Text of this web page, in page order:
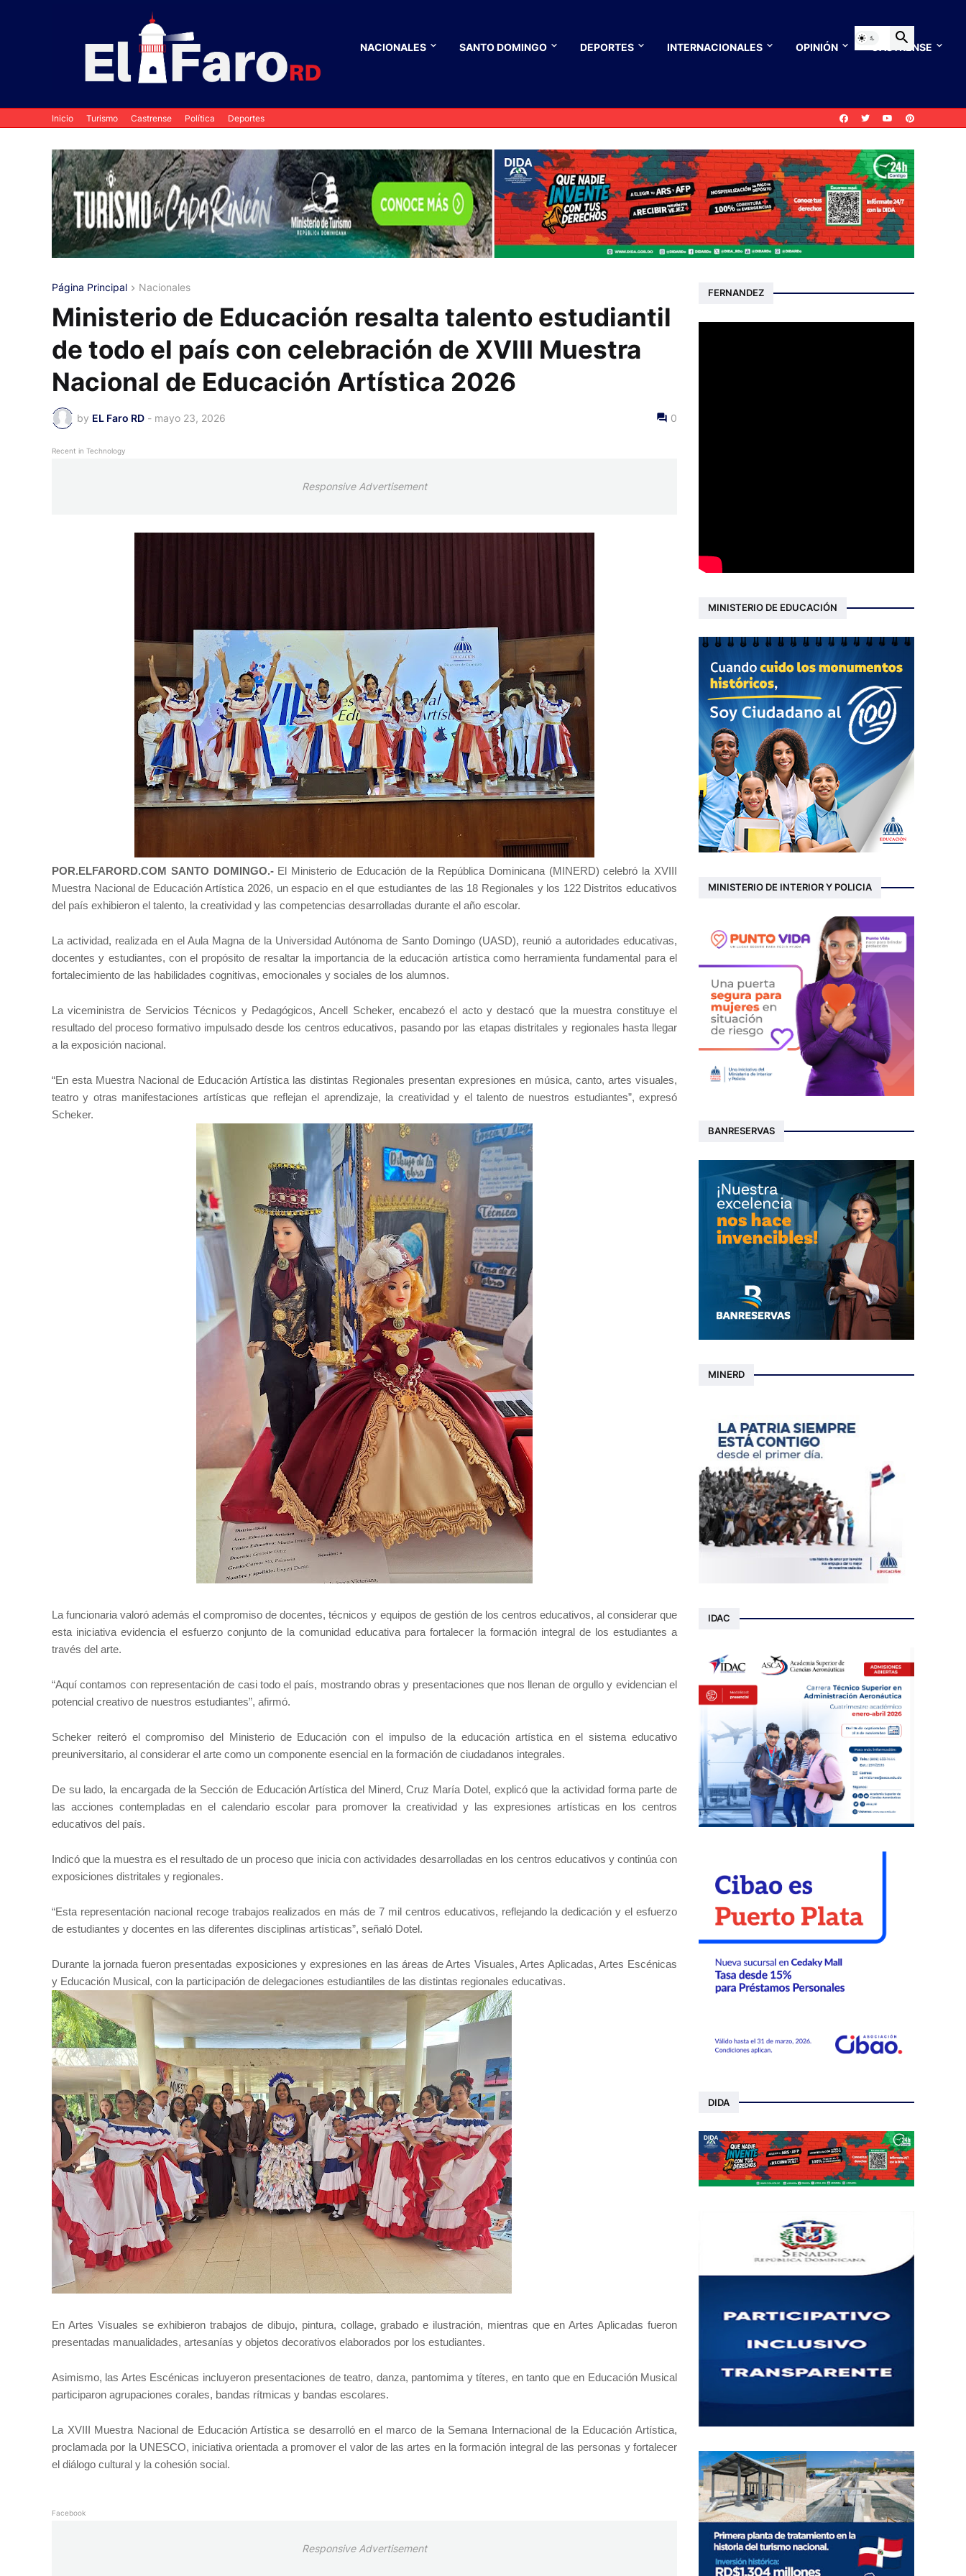
NACIONALES SANTO DOMINGO DEPORTES INTERNACIONALES OPINIÓN CASTRENSE
Inicio Turismo Castrense Política Deportes
Página Principal Nacionales
Ministerio de Educación resalta talento estudiantil
de todo el país con celebración de XVIII Muestra
Nacional de Educación Artística 2026
by EL Faro RD - mayo 23, 2026 0
Recent in Technology
Responsive Advertisement
POR.ELFARORD.COM SANTO DOMINGO.-El Ministerio de Educación de la República Dominicana (MINERD) celebró la XVIII
Muestra Nacional de Educación Artística 2026, un espacio en el que estudiantes de las 18 Regionales y los 122 Distritos educativos
del país exhibieron el talento, la creatividad y las competencias desarrolladas durante el año escolar.
La actividad, realizada en el Aula Magna de la Universidad Autónoma de Santo Domingo (UASD), reunió a autoridades educativas,
docentes y estudiantes, con el propósito de resaltar la importancia de la educación artística como herramienta fundamental para el
fortalecimiento de las habilidades cognitivas, emocionales y sociales de los alumnos.
La viceministra de Servicios Técnicos y Pedagógicos, Ancell Scheker, encabezó el acto y destacó que la muestra constituye el
resultado del proceso formativo impulsado desde los centros educativos, pasando por las etapas distritales y regionales hasta llegar
a la exposición nacional.
“En esta Muestra Nacional de Educación Artística las distintas Regionales presentan expresiones en música, canto, artes visuales,
teatro y otras manifestaciones artísticas que reflejan el aprendizaje, la creatividad y el talento de nuestros estudiantes”, expresó
Scheker.
La funcionaria valoró además el compromiso de docentes, técnicos y equipos de gestión de los centros educativos, al considerar que
esta iniciativa evidencia el esfuerzo conjunto de la comunidad educativa para fortalecer la formación integral de los estudiantes a
través del arte.
“Aquí contamos con representación de casi todo el país, mostrando obras y presentaciones que nos llenan de orgullo y evidencian el
potencial creativo de nuestros estudiantes”, afirmó.
Scheker reiteró el compromiso del Ministerio de Educación con el impulso de la educación artística en el sistema educativo
preuniversitario, al considerar el arte como un componente esencial en la formación de ciudadanos integrales.
De su lado, la encargada de la Sección de Educación Artística del Minerd, Cruz María Dotel, explicó que la actividad forma parte de
las acciones contempladas en el calendario escolar para promover la creatividad y las expresiones artísticas en los centros
educativos del país.
Indicó que la muestra es el resultado de un proceso que inicia con actividades desarrolladas en los centros educativos y continúa con
exposiciones distritales y regionales.
“Esta representación nacional recoge trabajos realizados en más de 7 mil centros educativos, reflejando la dedicación y el esfuerzo
de estudiantes y docentes en las diferentes disciplinas artísticas”, señaló Dotel.
Durante la jornada fueron presentadas exposiciones y expresiones en las áreas de Artes Visuales, Artes Aplicadas, Artes Escénicas
y Educación Musical, con la participación de delegaciones estudiantiles de las distintas regionales educativas.
En Artes Visuales se exhibieron trabajos de dibujo, pintura, collage, grabado e ilustración, mientras que en Artes Aplicadas fueron
presentadas manualidades, artesanías y objetos decorativos elaborados por los estudiantes.
Asimismo, las Artes Escénicas incluyeron presentaciones de teatro, danza, pantomima y títeres, en tanto que en Educación Musical
participaron agrupaciones corales, bandas rítmicas y bandas escolares.
La XVIII Muestra Nacional de Educación Artística se desarrolló en el marco de la Semana Internacional de la Educación Artística,
proclamada por la UNESCO, iniciativa orientada a promover el valor de las artes en la formación integral de las personas y fortalecer
el diálogo cultural y la cohesión social.
Facebook
Responsive Advertisement
FERNANDEZ
MINISTERIO DE EDUCACIÓN
MINISTERIO DE INTERIOR Y POLICIA
BANRESERVAS
MINERD
IDAC
DIDA